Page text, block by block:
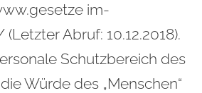
im-
Abruf: 10.12.2018).
Schutzbereich des
die Würde des „Menschen“